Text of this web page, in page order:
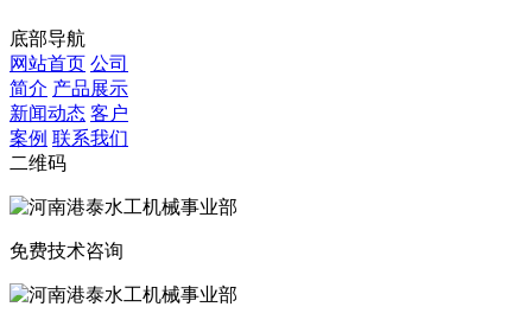
底部导航
网站首页 公司
简介 产品展示
新闻动态 客户
案例 联系我们
二维码
免费技术咨询